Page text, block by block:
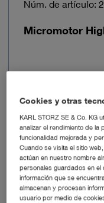
Núm. de artículo:
Micromotor
Diámetro
Cookies y otras
KARL STORZ SE & Co. KG
analizar el rendimiento de
funcionalidad mejorada y
Cuando se visita el sitio
actúan en nuestro nombre
personales guardados en el
información que se
almacenan y procesan
usuario por medio de